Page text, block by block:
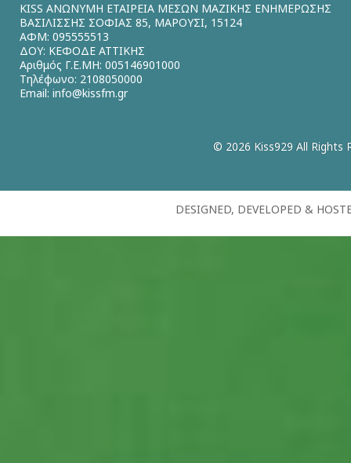
KISS ΑΝΩΝΥΜΗ ΕΤΑΙΡΕΙΑ ΜΕΣΩΝ ΜΑΖΙΚΗΣ ΕΝΗΜΕΡΩΣΗΣ
ΒΑΣΙΛΙΣΣΗΣ ΣΟΦΙΑΣ 85, ΜΑΡΟΥΣΙ, 15124
ΑΦΜ: 095555513
ΔΟΥ: ΚΕΦΟΔΕ ΑΤΤΙΚΗΣ
Αριθμός Γ.Ε.ΜΗ: 005146901000
Τηλέφωνο: 2108050000
Email: info@kissfm.gr
© 2026 Kiss929 All Rights
DESIGNED, DEVELOPED &